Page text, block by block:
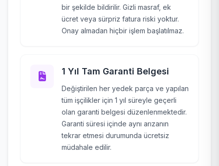
bir şekilde bildirilir. Gizli masraf, ek
ücret veya sürpriz fatura riski yoktur.
Onay almadan hiçbir işlem başlatılmaz.
1 Yıl Tam Garanti Belgesi
Değiştirilen her yedek parça ve yapılan
tüm işçilikler için 1 yıl süreyle geçerli
olan garanti belgesi düzenlenmektedir.
Garanti süresi içinde aynı arızanın
tekrar etmesi durumunda ücretsiz
müdahale edilir.